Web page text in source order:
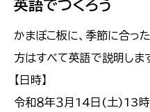
英語でつくろう
かまぼこ板に、季節に合っ
方はすべて英語で説明しま
【日時】
令和８年３月14日(土)13